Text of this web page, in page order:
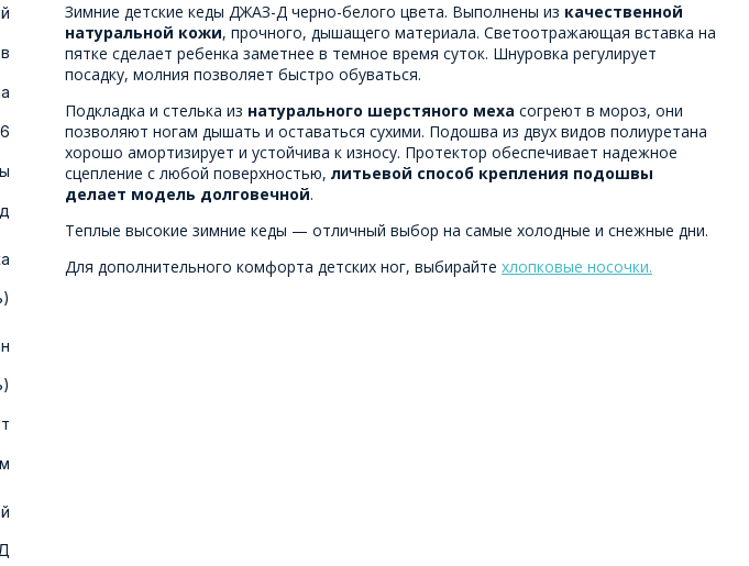
Зимние детские кеды ДЖАЗ-Д черно-белого цвета. Выполнены из качественной
натуральной кожи, прочного, дышащего материала. Светоотражающая вставка на
пятке сделает ребенка заметнее в темное время суток. Шнуровка регулирует
посадку, молния позволяет быстро обуваться.
Подкладка и стелька из натурального шерстяного меха согреют в мороз, они
позволяют ногам дышать и оставаться сухими. Подошва из двух видов полиуретана
хорошо амортизирует и устойчива к износу. Протектор обеспечивает надежное
сцепление с любой поверхностью, литьевой способ крепления подошвы
делает модель долговечной.
Теплые высокие зимние кеды — отличный выбор на самые холодные и снежные дни.
Для дополнительного комфорта детских ног, выбирайте хлопковые носочки.